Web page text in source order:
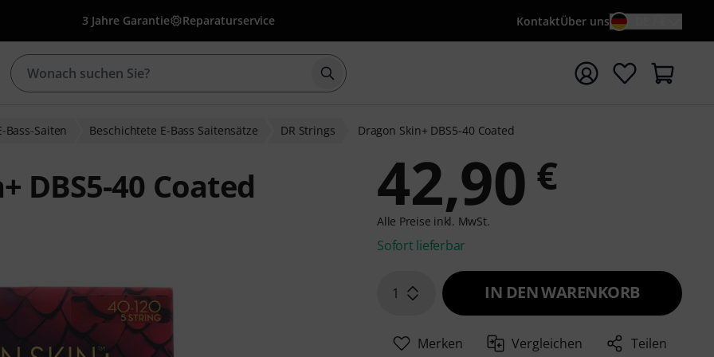
3 Jahre Garantie Reparaturservice KontaktÜber uns
Suche mit Suchwort {searchTerm} starten
Bass-Saiten Beschichtete E-Bass Saitensätze DR Strings Dragon Skin+ DBS5-40 Coated
DBS5-40 Coated 42,90 €
Alle Preise inkl. MwSt.
Sofort lieferbar
1 IN DEN WARENKORB
Merken Vergleichen Teilen